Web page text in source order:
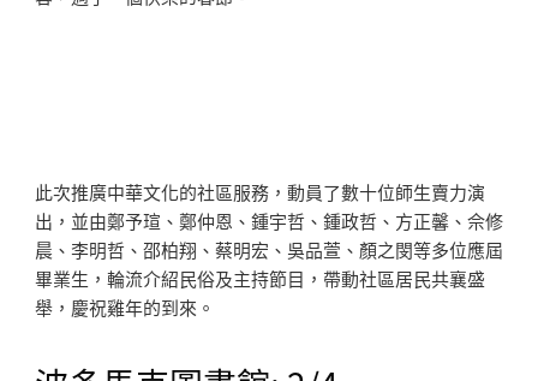
此次推廣中華文化的社區服務，動員了數十位師生賣力演
出，並由鄭予瑄、鄭仲恩、鍾宇哲、鍾政哲、方正馨、佘修
晨、李明哲、邵柏翔、蔡明宏、吳品萱、顏之閔等多位應屆
畢業生，輪流介紹民俗及主持節目，帶動社區居民共襄盛
舉，慶祝雞年的到來。